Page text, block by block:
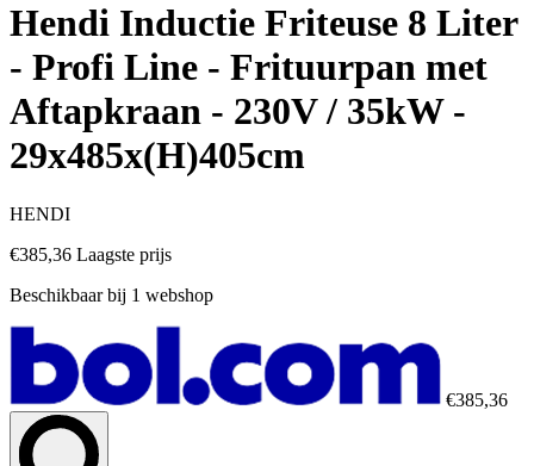
Hendi Inductie Friteuse 8 Liter
- Profi Line - Frituurpan met
Aftapkraan - 230V / 35kW -
29x485x(H)405cm
HENDI
€385,36 Laagste prijs
Beschikbaar bij 1 webshop
€385,36